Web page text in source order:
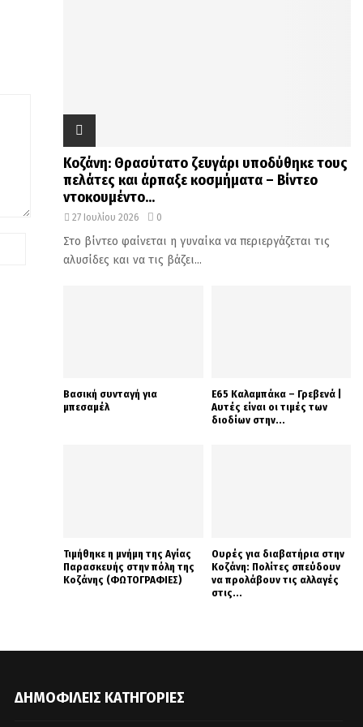
Κοζάνη: Θρασύτατο ζευγάρι υποδύθηκε τους
πελάτες και άρπαξε κοσμήματα – Βίντεο
ντοκουμέντο...
27 Ιουλίου 2026 0
Στο βίντεο φαίνεται η γυναίκα να περιεργάζεται τις
αλυσίδες και να τις βάζει...
Βασική συνταγή για
μπεσαμέλ
Ε65 Καλαμπάκα – Γρεβενά |
Αυτές είναι οι τιμές των
διοδίων στην...
Τιμήθηκε η μνήμη της Αγίας
Παρασκευής στην πόλη της
Κοζάνης (ΦΩΤΟΓΡΑΦΙΕΣ)
Ουρές για διαβατήρια στην
Κοζάνη: Πολίτες σπεύδουν
να προλάβουν τις αλλαγές
στις...
ΔΗΜΟΦΙΛΕΊΣ ΚΑΤΗΓΟΡΊΕΣ